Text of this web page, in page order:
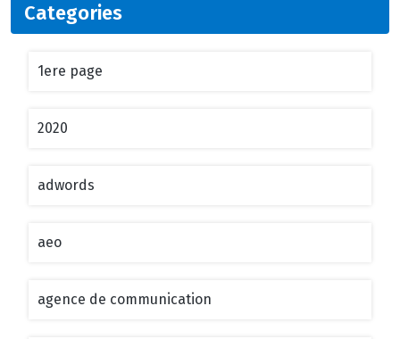
Categories
1ere page
2020
adwords
aeo
agence de communication